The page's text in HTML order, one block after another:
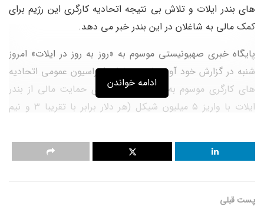
های بندر ایلات و تلاش بی نتیجه اتحادیه کارگری این رژیم برای
کمک مالی به شاغلان در این بندر خبر می دهد.
پایگاه خبری صهیونیستی موسوم به «روز به روز در ایلات» امروز
شنبه در گزارش خود آورده است: تلاش فدراسیون عمومی اتحادیه
های کارگری موسوم به «هیستدروت» برای حمایت مالی از بندر
ایلات با واریز ۵ میلیون شیکل (هر دلار برابر با تقریبا ۳ و نیم
ساده یا یک قطره در دریا نیست.
حساب های بانکی آن، با بحران عمیق و طولانی مدتی رو به رو
ادامه خواندن
پست قبلی